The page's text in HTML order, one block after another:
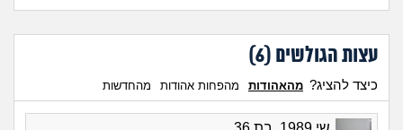
עצות הגולשים (6
)
כיצד להציג? מהאהודות מהפחות אהודות מהחדשות